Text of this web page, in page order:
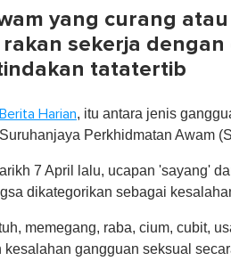
yang curang
sekerja
tatatertib
Berita Harian, itu antara jenis
Perkhidmatan Awam
7 April lalu, ucapan 'sayang'
dikategorikan sebagai
memegang, raba, cium, cubit,
gangguan seksual